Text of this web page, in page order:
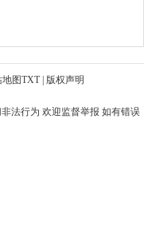
地图TXT| 版权声明
法行为 欢迎监督举报 如有错误